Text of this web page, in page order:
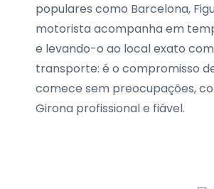
populares como Barcelona,
motorista acompanha em
e levando-o ao local exato
transporte: é o compromisso
comece sem preocupações,
Girona profissional e fiável.